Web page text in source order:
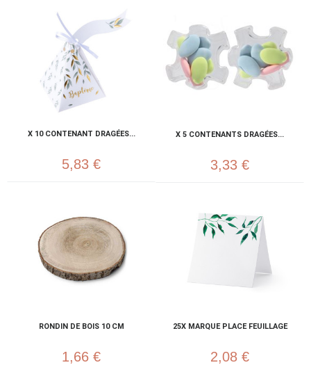
X 10 CONTENANT DRAGÉES...
5,83 €
X 5 CONTENANTS DRAGÉES...
3,33 €
RONDIN DE BOIS 10 CM
1,66 €
25X MARQUE PLACE FEUILLAGE
2,08 €